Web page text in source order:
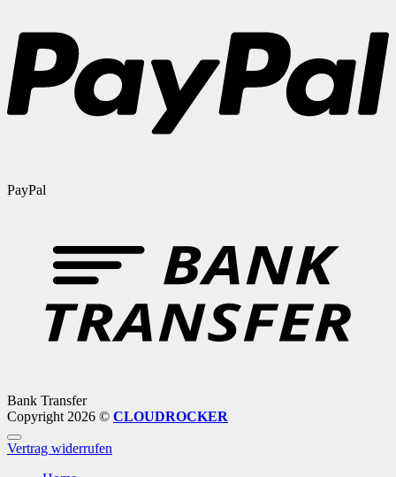
PayPal
Bank Transfer
Copyright 2026 © CLOUDROCKER
Vertrag widerrufen